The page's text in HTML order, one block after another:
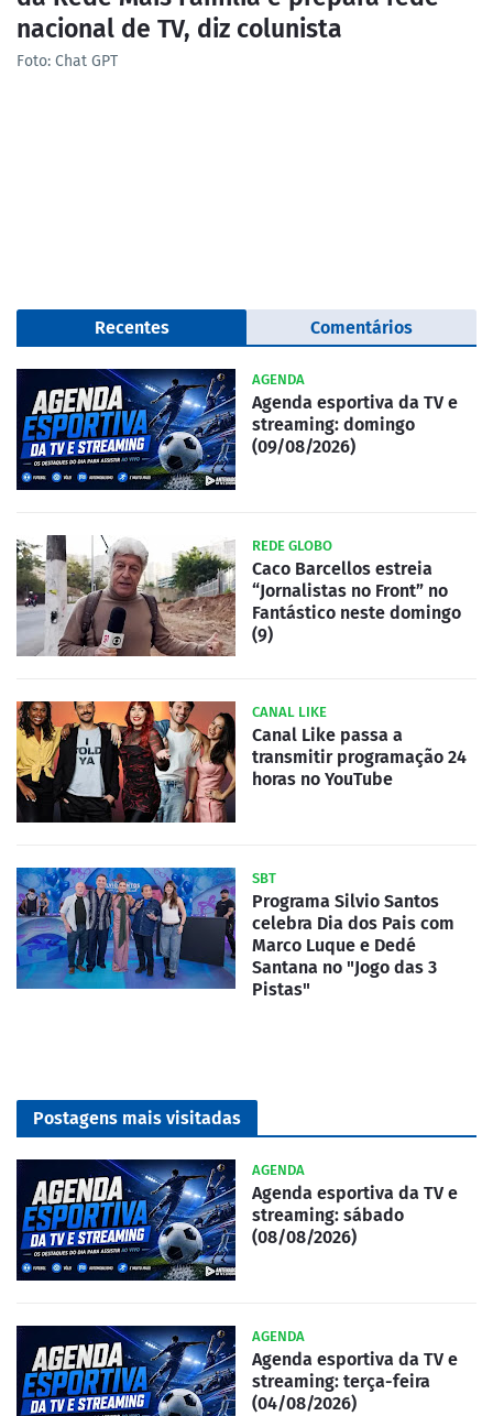
nacional de TV, diz colunista
Foto: Chat GPT
Recentes Comentários
AGENDA
Agenda esportiva da TV e
streaming: domingo
(09/08/2026)
REDE GLOBO
Caco Barcellos estreia
“Jornalistas no Front” no
Fantástico neste domingo
(9)
CANAL LIKE
Canal Like passa a
transmitir programação 24
horas no YouTube
SBT
Programa Silvio Santos
celebra Dia dos Pais com
Marco Luque e Dedé
Santana no "Jogo das 3
Pistas"
Postagens mais visitadas
AGENDA
Agenda esportiva da TV e
streaming: sábado
(08/08/2026)
AGENDA
Agenda esportiva da TV e
streaming: terça-feira
(04/08/2026)